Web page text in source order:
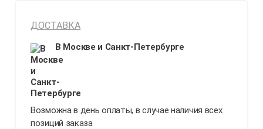
ДОСТАВКА
В Москве и Санкт-Петербурге
Возможна в день оплаты, в случае наличия всех
позиций заказа